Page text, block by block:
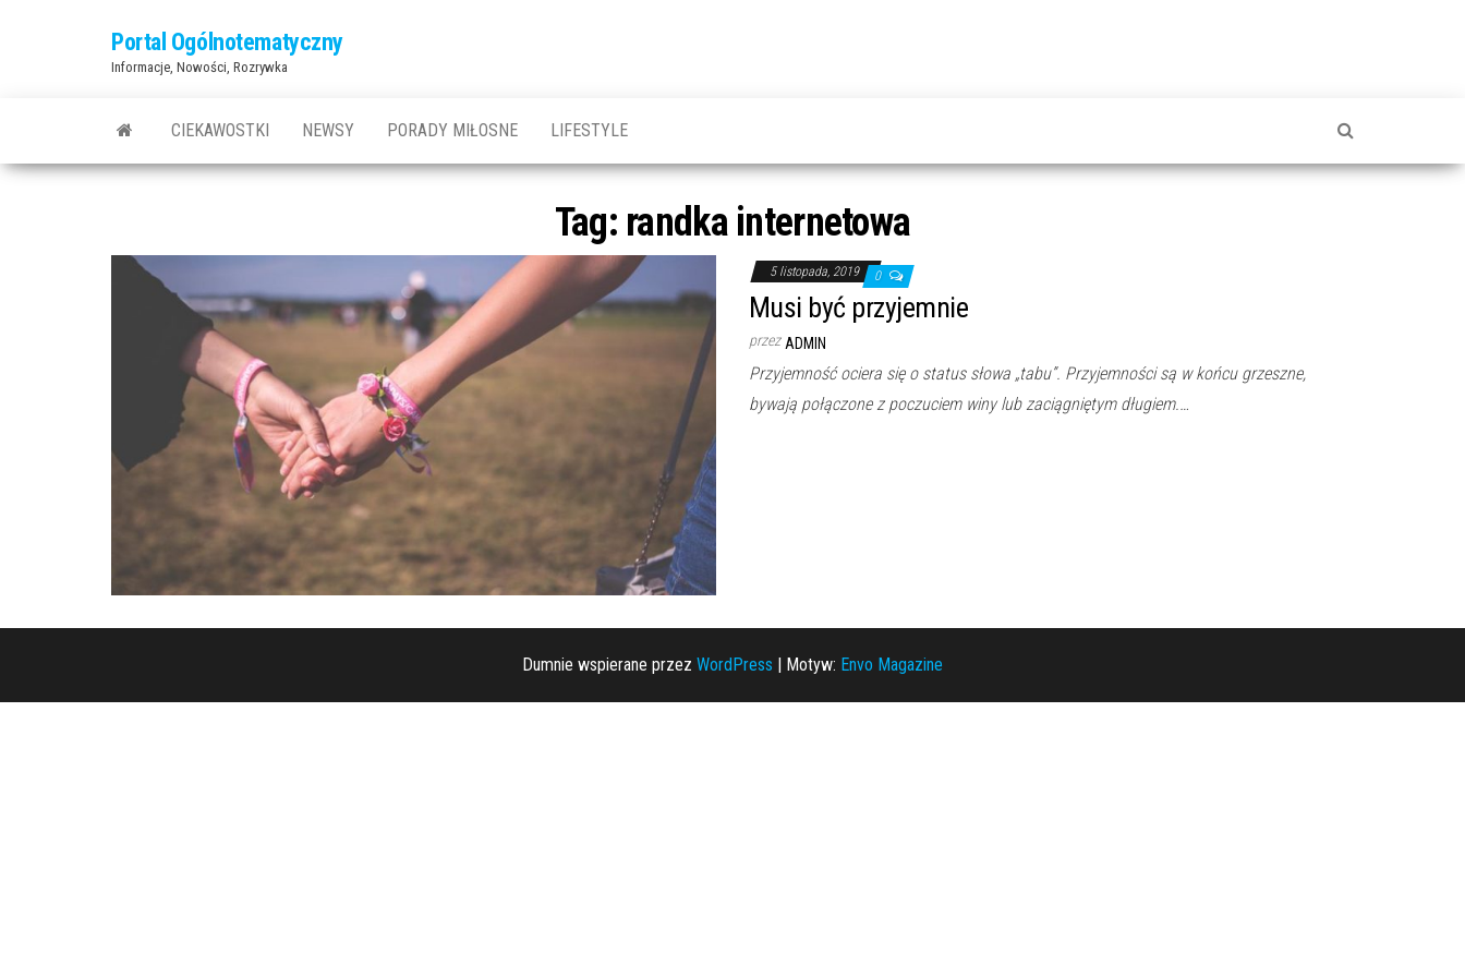
Portal Ogólnotematyczny
Informacje, Nowości, Rozrywka
CIEKAWOSTKI NEWSY PORADY MIŁOSNE LIFESTYLE
Tag: randka internetowa
5 listopada, 2019 0
Musi być przyjemnie
przez ADMIN
Przyjemność ociera się o status słowa „tabu”. Przyjemności są w końcu grzeszne,
bywają połączone z poczuciem winy lub zaciągniętym długiem.…
Dumnie wspierane przez WordPress Motyw: Envo Magazine